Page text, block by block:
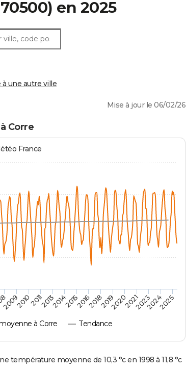
en 2025
une autre ville
Mise à jour le 06/02/26
Corre
France
à Corre Tendance
2014
2009201020112013 201520162018201920202021202320242025
température moyenne de 10,3 °c en 1998 à 11,8 °c